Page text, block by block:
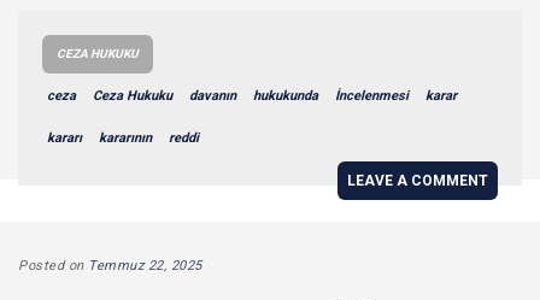
CEZA HUKUKU
ceza Ceza Hukuku davanın hukukunda İncelenmesi karar
kararı kararının reddi
LEAVE A COMMENT
Posted on Temmuz 22, 2025